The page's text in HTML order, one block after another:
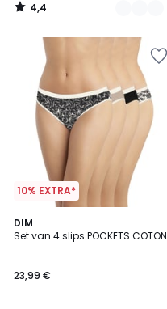
4,4
/
10% EXTRA*
DIM
Set van 4 slips POCKETS COTON
23,99 €
4
Kleuren